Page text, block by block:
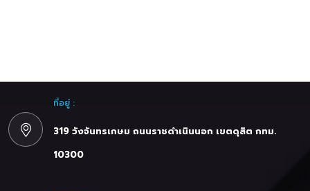
ที่อยู่ :
319 วังจันทรเกษม ถนนราชดำเนินนอก เขตดุสิต กทม.
10300